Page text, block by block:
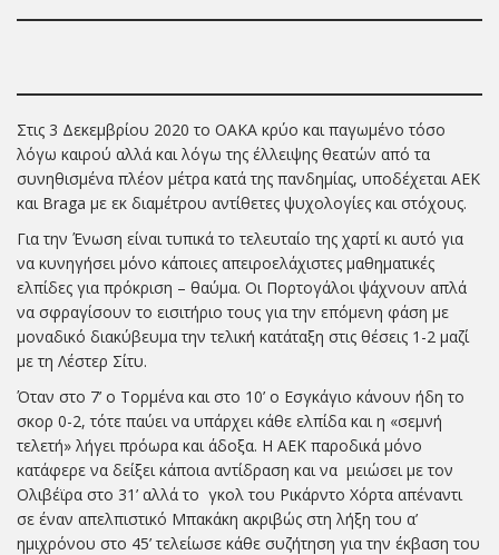
Στις 3 Δεκεμβρίου 2020 το ΟΑΚΑ κρύο και παγωμένο τόσο
λόγω καιρού αλλά και λόγω της έλλειψης θεατών από τα
συνηθισμένα πλέον μέτρα κατά της πανδημίας, υποδέχεται ΑΕΚ
και Braga με εκ διαμέτρου αντίθετες ψυχολογίες και στόχους.
Για την Ένωση είναι τυπικά το τελευταίο της χαρτί κι αυτό για
να κυνηγήσει μόνο κάποιες απειροελάχιστες μαθηματικές
ελπίδες για πρόκριση – θαύμα. Οι Πορτογάλοι ψάχνουν απλά
να σφραγίσουν το εισιτήριο τους για την επόμενη φάση με
μοναδικό διακύβευμα την τελική κατάταξη στις θέσεις 1-2 μαζί
με τη Λέστερ Σίτυ.
Όταν στο 7’ ο Τορμένα και στο 10’ ο Εσγκάγιο κάνουν ήδη το
σκορ 0-2, τότε παύει να υπάρχει κάθε ελπίδα και η «σεμνή
τελετή» λήγει πρόωρα και άδοξα. Η ΑΕΚ παροδικά μόνο
κατάφερε να δείξει κάποια αντίδραση και να μειώσει με τον
Ολιβέϊρα στο 31’ αλλά το γκολ του Ρικάρντο Χόρτα απέναντι
σε έναν απελπιστικό Μπακάκη ακριβώς στη λήξη του α’
ημιχρόνου στο 45’ τελείωσε κάθε συζήτηση για την έκβαση του